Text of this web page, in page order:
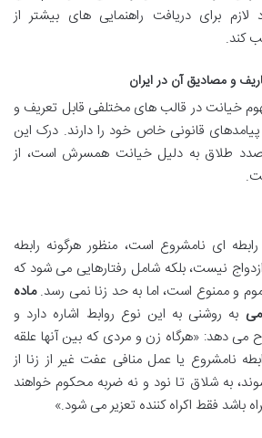
لازم برای دریافت راهنمایی های بیشتر از
کند.
و مصادیق آن در ایران
خیانت در قالب های مختلفی قابل تعریف و
قانونی خاص خود را دارند. درک این
صدد طلاق به دلیل خیانت همسرش است، از
ای نامشروع است، منظور هرگونه رابطه
نیست، بلکه شامل رفتارهایی می شود که
و ممنوع است، اما به حد زنا نمی رسد.ماده
به روشنی به این نوع روابط اشاره دارد و
می دهد: «هرگاه زن و مردی که بین آنها علقه
نامشروع یا عمل منافی عفت غیر از زنا از
به شلاق تا نود و نه ضربه محکوم خواهند
باشد فقط اکراه کننده تعزیر می شود.»